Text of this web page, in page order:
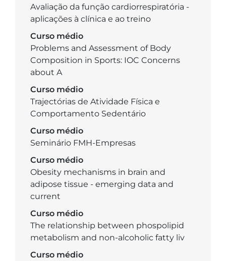
Avaliação da função cardiorrespiratória -
aplicações à clínica e ao treino
Curso médio
Problems and Assessment of Body
Composition in Sports: IOC Concerns
about A
Curso médio
Trajectórias de Atividade Física e
Comportamento Sedentário
Curso médio
Seminário FMH-Empresas
Curso médio
Obesity mechanisms in brain and
adipose tissue - emerging data and
current
Curso médio
The relationship between phospolipid
metabolism and non-alcoholic fatty liv
Curso médio